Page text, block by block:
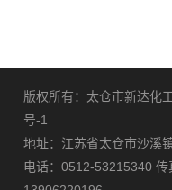
版权所有：太仓市新达化
号-1
地址：江苏省太仓市沙溪
电话：0512-53215340 传